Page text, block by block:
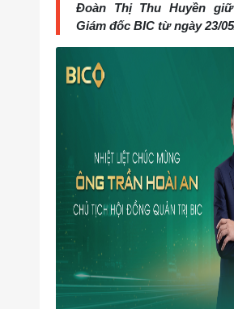
Đoàn Thị Thu Huyền
Giám đốc BIC từ ngày 23/